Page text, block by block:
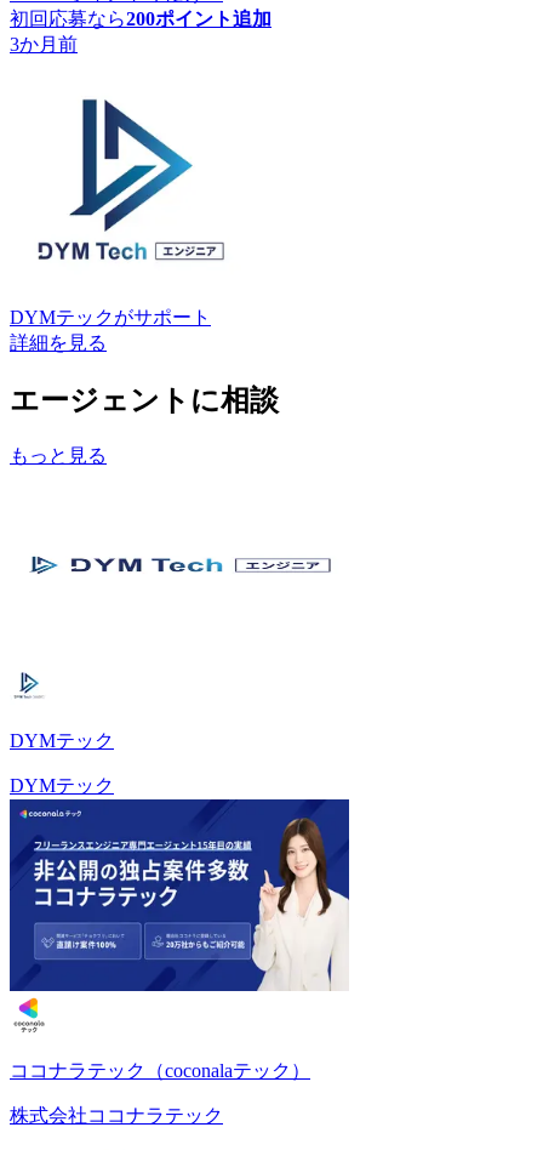
初回応募なら200ポイント追加
3か月前
DYMテックがサポート
詳細を見る
エージェントに相談
もっと見る
DYMテック
DYMテック
ココナラテック（coconalaテック）
株式会社ココナラテック